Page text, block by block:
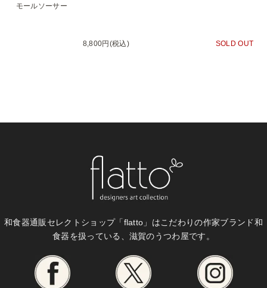
モールソーサー
8,800円(税込) SOLD OUT
和食器通販セレクトショップ「flatto」はこだわりの作家ブランド和
食器を扱っている、滋賀のうつわ屋です。